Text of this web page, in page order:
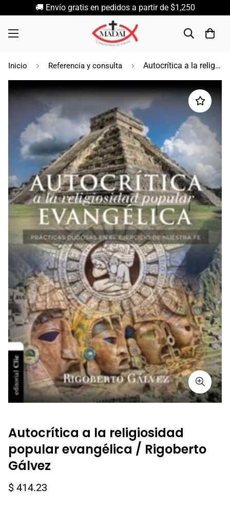
🚚 Envío gratis en pedidos a partir de $1,250
Inicio Referencia y consulta Autocrítica a la religiosidad popular evangélica / Rigoberto Gálvez
Autocrítica a la religiosidad
popular evangélica / Rigoberto
Gálvez
Precio
$ 414.23